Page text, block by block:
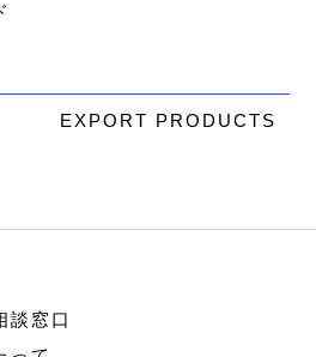
EXPORT PRODUCTS
談窓口